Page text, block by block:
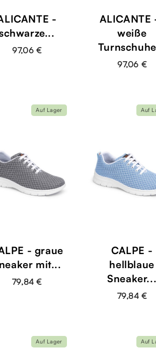
-
97,06 €
weiße
97,06 €
- graue
mit...
79,84 €
Auf Lager
CALPE -
hellblaue
Sneaker...
79,84 €
Auf
Auf Lager Auf